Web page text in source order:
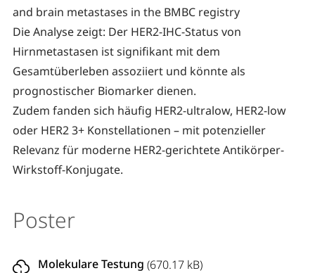
and brain metastases in the BMBC registry
Die Analyse zeigt: Der HER2-IHC-Status von
Hirnmetastasen ist signifikant mit dem
Gesamtüberleben assoziiert und könnte als
prognostischer Biomarker dienen.
Zudem fanden sich häufig HER2-ultralow, HER2-low
oder HER2 3+ Konstellationen – mit potenzieller
Relevanz für moderne HER2-gerichtete Antikörper-
Wirkstoff-Konjugate.
Poster
Molekulare Testung (670.17 kB)